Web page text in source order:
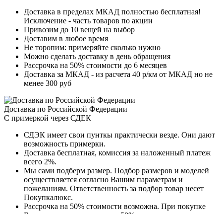
Доставка в пределах МКАД полностью бесплатная!
Исключение - часть товаров по акции
Привозим до 10 вещей на выбор
Доставим в любое время
Не торопим: примеряйте сколько нужно
Можно сделать доставку в день обращения
Рассрочка на 50% стоимости до 6 месяцев
Доставка за МКАД - из расчета 40 р/км от МКАД но не
менее 300 руб
Доставка по Российской Федерации
С примеркой через СДЕК
СДЭК имеет свои пунткы практически везде. Они дают
возможность примерки.
Доставка бесплатная, комиссия за наложенный платеж
всего 2%.
Мы сами подберм размер. Подбор размеров и моделей
осуществляется согласно Вашим параметрам и
пожеланиям. Ответственность за подбор товар несет
Покупкалюкс.
Рассрочка на 50% стоимости возможна. При покупке